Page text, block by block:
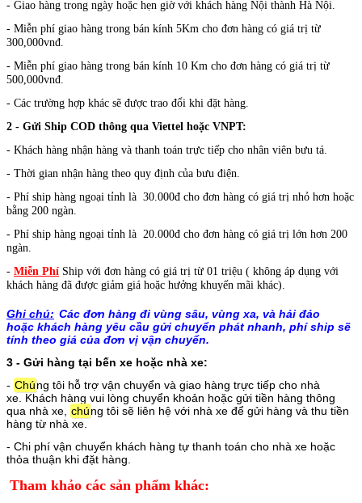
- Giao hàng trong ngày hoặc hẹn giờ với khách hàng Nội thành Hà Nội.
- Miễn phí giao hàng trong bán kính 5Km cho đơn hàng có giá trị từ
300,000vnđ.
- Miễn phí giao hàng trong bán kính 10 Km cho đơn hàng có giá trị từ
500,000vnđ.
- Các trường hợp khác sẽ được trao đổi khi đặt hàng.
2 - Gửi Ship COD thông qua Viettel hoặc VNPT:
- Khách hàng nhận hàng và thanh toán trực tiếp cho nhân viên bưu tá.
- Thời gian nhận hàng theo quy định của bưu điện.
- Phí ship hàng ngoại tỉnh là 30.000đ cho đơn hàng có giá trị nhỏ hơn hoặc
bằng 200 ngàn.
- Phí ship hàng ngoại tỉnh là 20.000đ cho đơn hàng có giá trị lớn hơn 200
ngàn.
- Miễn Phí Ship với đơn hàng có giá trị từ 01 triệu ( không áp dụng với
khách hàng đã được giảm giá hoặc hưởng khuyến mãi khác).
Ghi chú: Các đơn hàng đi vùng sâu, vùng xa, và hải đảo
hoặc khách hàng yêu cầu gửi chuyển phát nhanh, phí ship sẽ
tính theo giá của đơn vị vận chuyển.
3 - Gửi hàng tại bến xe hoặc nhà xe:
- Chúng tôi hỗ trợ vận chuyển và giao hàng trực tiếp cho nhà
xe. Khách hàng vui lòng chuyển khoản hoặc gửi tiền hàng thông
qua nhà xe, chúng tôi sẽ liên hệ với nhà xe để gửi hàng và thu tiền
hàng từ nhà xe.
- Chi phí vận chuyển khách hàng tự thanh toán cho nhà xe hoặc
thỏa thuận khi đặt hàng.
Tham khảo các sản phẩm khác: